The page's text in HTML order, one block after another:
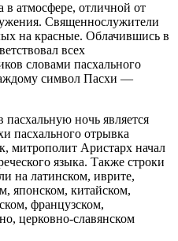
в атмосфере, отличной от
Священнослужители
на красные. Облачившись в
всех
словами пасхального
символ Пасхи —
ночь является
пасхального отрывка
митрополит Аристарх начал
языка. Также строки
на латинском, иврите,
японском, китайском,
французском,
церковно-славянском